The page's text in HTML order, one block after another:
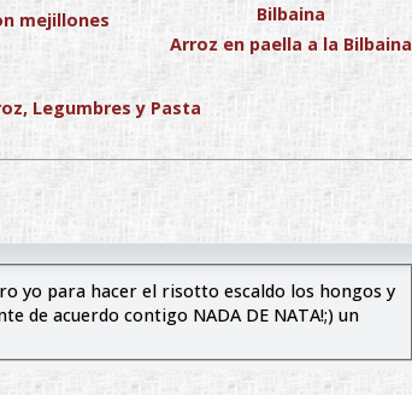
mejillones
Arroz en paella a la Bilbaina
Legumbres y Pasta
de acuerdo contigo NADA DE NATA!;) un